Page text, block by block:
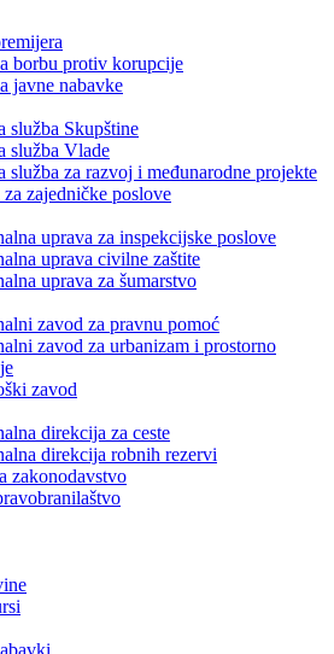
borbu protiv korupcije
javne nabavke
služba Skupštine
služba Vlade
služba za razvoj i međunarodne projekte
za zajedničke poslove
uprava za inspekcijske poslove
uprava civilne zaštite
uprava za šumarstvo
zavod za pravnu pomoć
zavod za urbanizam i prostorno
zavod
direkcija za ceste
direkcija robnih rezervi
zakonodavstvo